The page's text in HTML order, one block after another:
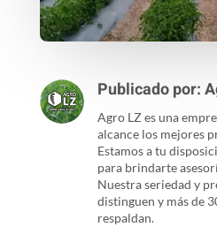
Publicado por:
Agro LZ es una
alcance los mejores
Estamos a tu
para brindarte
Nuestra seriedad y
distinguen y más de
respaldan.